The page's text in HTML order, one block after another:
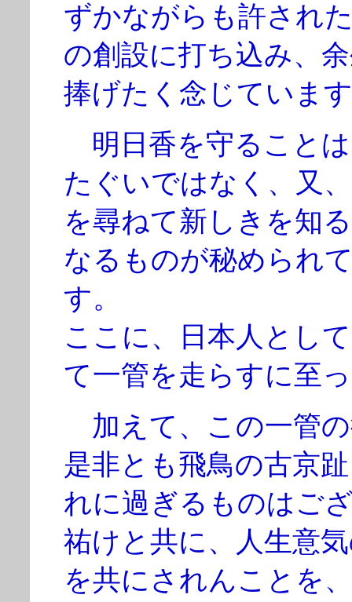
ずかながらも許され
の創設に打ち込み、
捧げたく念じていま
明日香を守ること
たぐいではなく、又
を尋ねて新しきを知
なるものが秘められ
す。
ここに、日本人とし
て一管を走らすに至
加えて、この一管
是非とも飛鳥の古京
れに過ぎるものはご
祐けと共に、人生意
を共にされんことを